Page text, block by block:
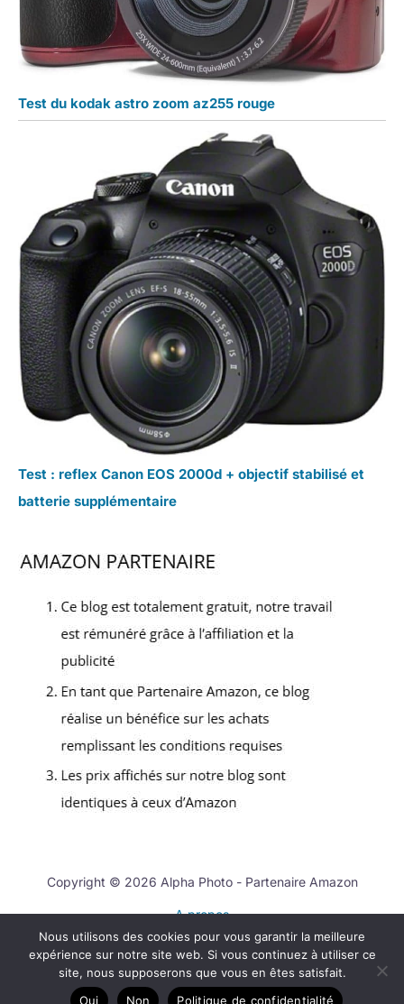
Test du kodak astro zoom az255 rouge
Test : reflex Canon EOS 2000d + objectif stabilisé et
batterie supplémentaire
Copyright © 2026 Alpha Photo - Partenaire Amazon
A propos
Contact
Mentions légales
Politique de confidentialité
Nous utilisons des cookies pour vous garantir la meilleure
expérience sur notre site web. Si vous continuez à utiliser ce
site, nous supposerons que vous en êtes satisfait.
Oui
Non Politique de confidentialité